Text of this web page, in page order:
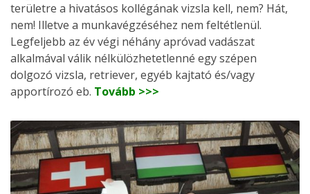
területre a hivatásos kollégának vizsla kell, nem? Hát,
nem! Illetve a munkavégzéséhez nem feltétlenül.
Legfeljebb az év végi néhány apróvad vadászat
alkalmával válik nélkülözhetetlenné egy szépen
dolgozó vizsla, retriever, egyéb kajtató és/vagy
apportírozó eb. Tovább >>>